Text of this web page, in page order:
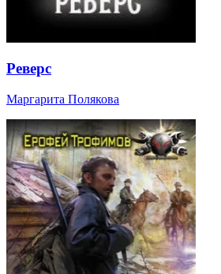
Реверс
Маргарита Полякова